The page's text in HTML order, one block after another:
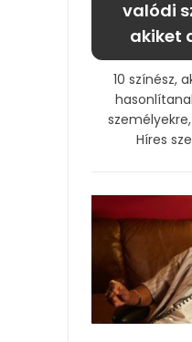
valódi
akiket
10 színész,
Híres